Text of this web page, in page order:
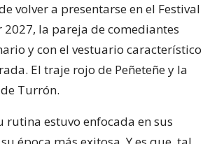
volver a presentarse en el Festival
2027, la pareja de comediantes
y con el vestuario característico
El traje rojo de Peñeteñe y la
Turrón.
rutina estuvo enfocada en sus